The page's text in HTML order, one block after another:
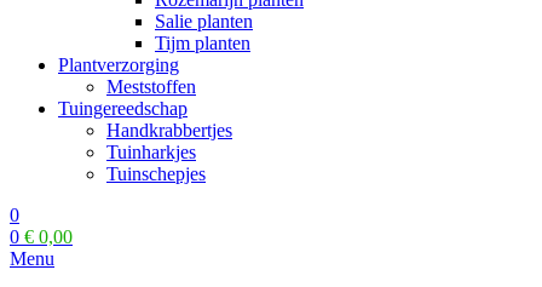
Salie planten
Tijm planten
Plantverzorging
Meststoffen
Tuingereedschap
Handkrabbertjes
Tuinharkjes
Tuinschepjes
0
0 € 0,00
Menu